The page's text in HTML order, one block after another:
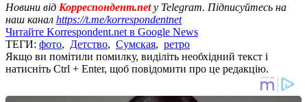
Новини від Корреспондент.netу Telegram. Підписуйтесь на
наш канал https://t.me/korrespondentnet
Читайте Korrespondent.net в Google News
ТЕГИ: фото, Детство, Сумская, ретро
Якщо ви помітили помилку, виділіть необхідний текст і
натисніть Ctrl + Enter, щоб повідомити про це редакцію.